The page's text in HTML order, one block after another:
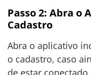
Passo 2: Abra o
Cadastro
Abra o aplicativo
o cadastro, caso
de estar conectado